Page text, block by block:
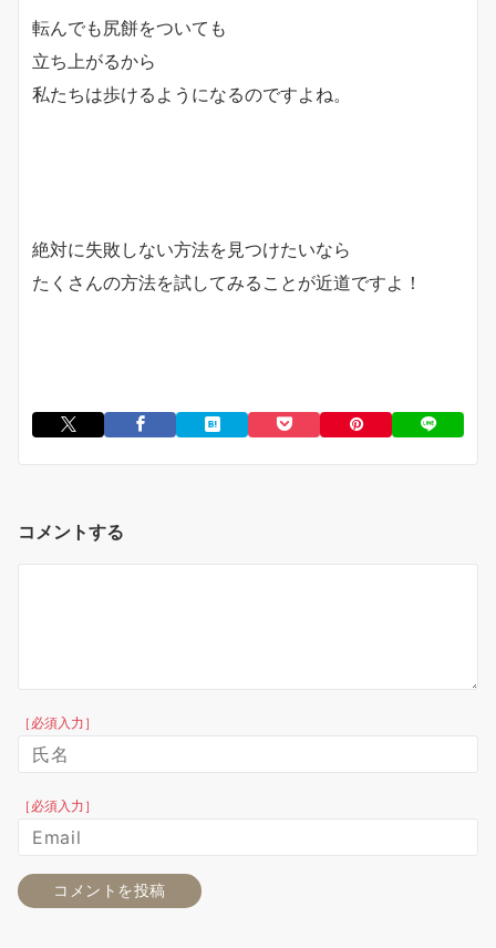
転んでも尻餅をついても
立ち上がるから
私たちは歩けるようになるのですよね。
絶対に失敗しない方法を見つけたいなら
たくさんの方法を試してみることが近道ですよ！
コメントする
［必須入力］
［必須入力］